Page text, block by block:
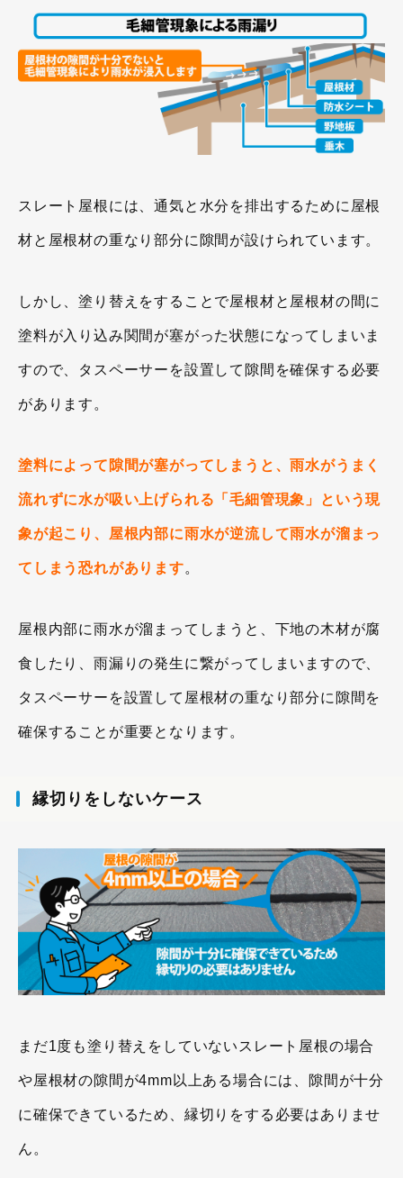
スレート屋根には、通気と水分を排出するために屋根
材と屋根材の重なり部分に隙間が設けられています。
しかし、塗り替えをすることで屋根材と屋根材の間に
塗料が入り込み関間が塞がった状態になってしまいま
すので、タスペーサーを設置して隙間を確保する必要
があります。
塗料によって隙間が塞がってしまうと、雨水がうまく
流れずに水が吸い上げられる「毛細管現象」という現
象が起こり、屋根内部に雨水が逆流して雨水が溜まっ
てしまう恐れがあります。
屋根内部に雨水が溜まってしまうと、下地の木材が腐
食したり、雨漏りの発生に繋がってしまいますので、
タスペーサーを設置して屋根材の重なり部分に隙間を
確保することが重要となります。
縁切りをしないケース
まだ1度も塗り替えをしていないスレート屋根の場合
や屋根材の隙間が4mm以上ある場合には、隙間が十分
に確保できているため、縁切りをする必要はありませ
ん。